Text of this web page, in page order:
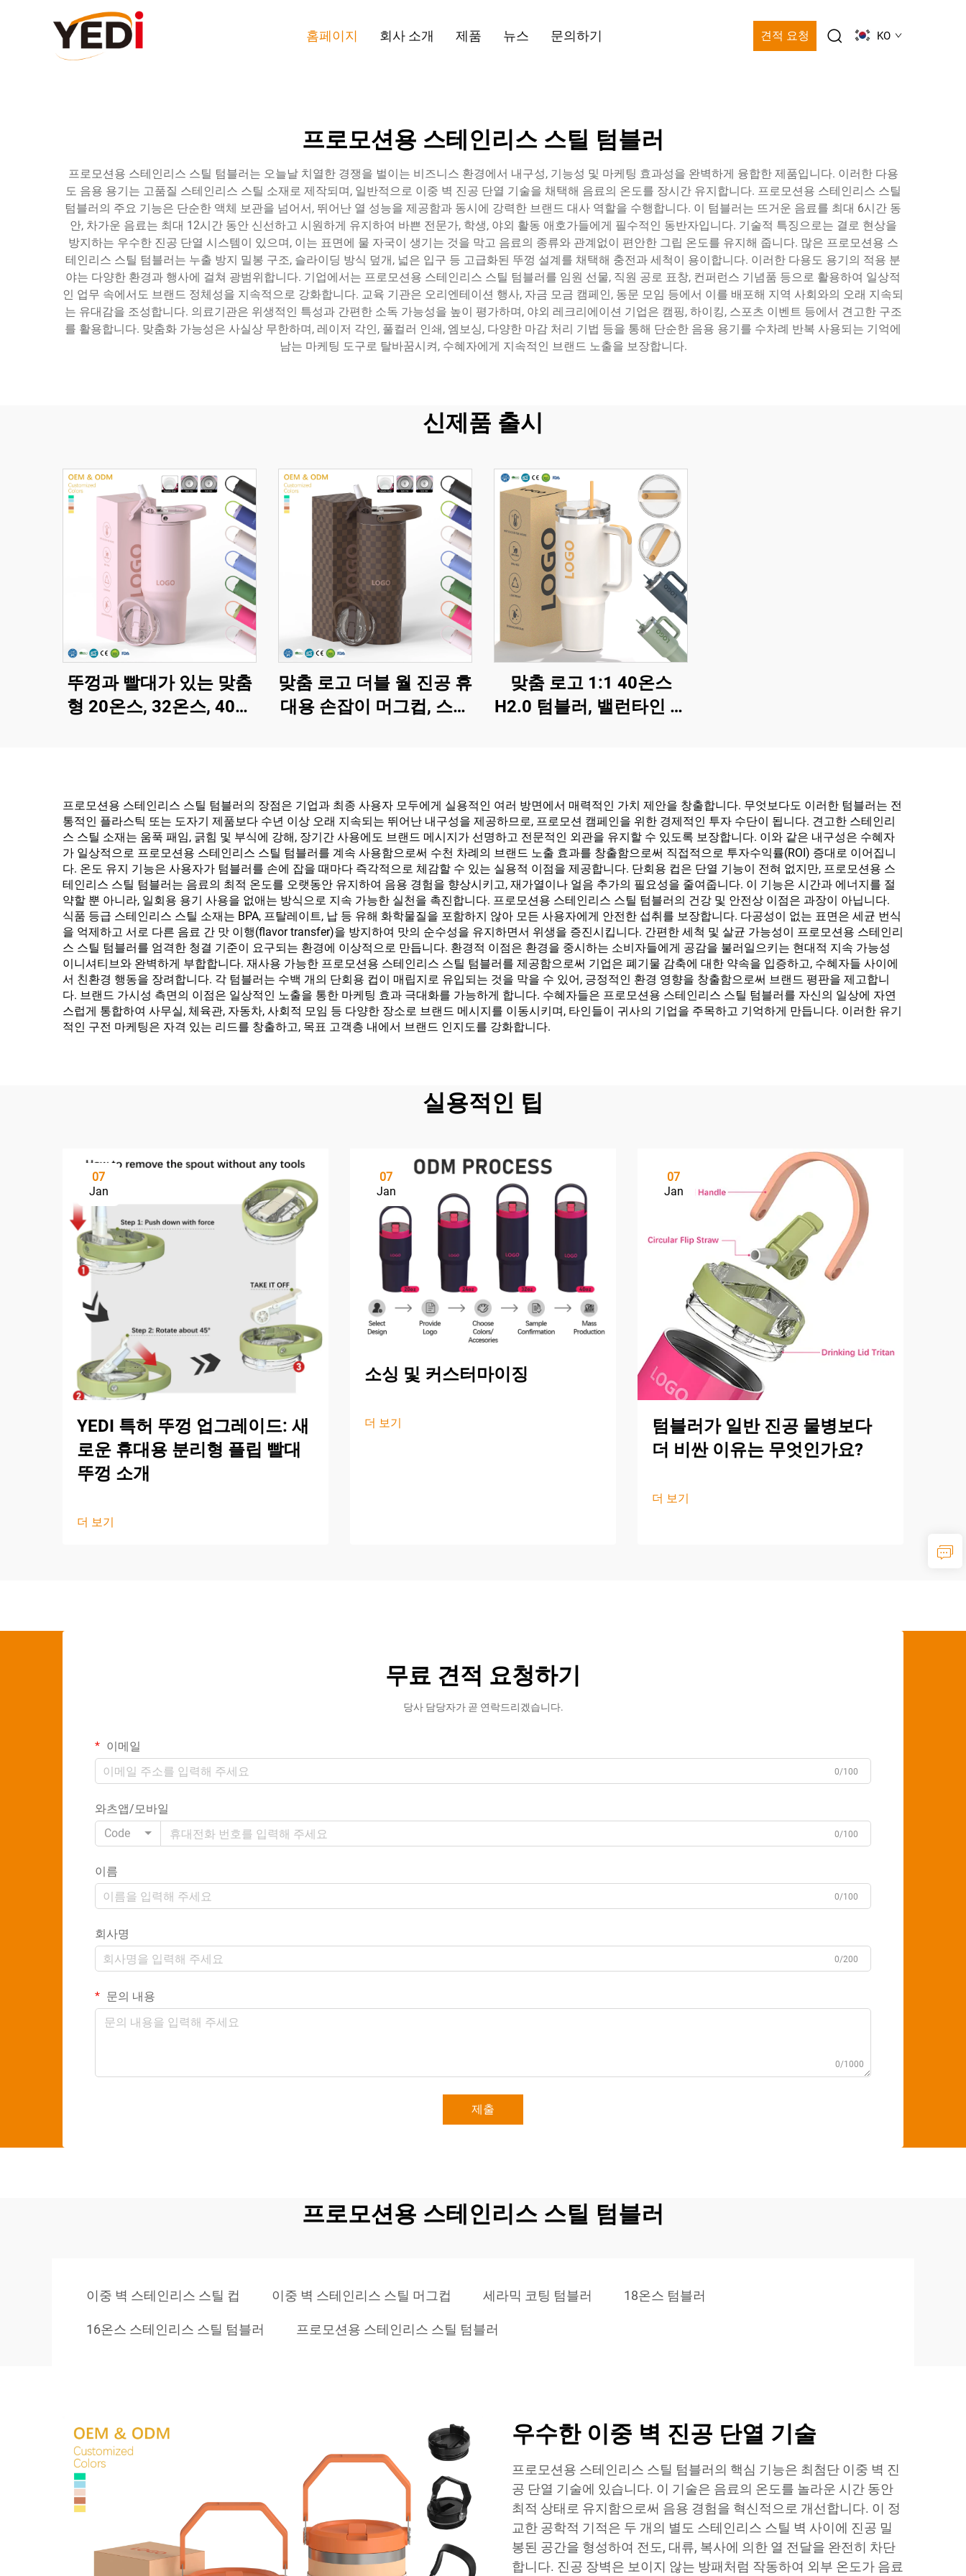
홈페이지 회사 소개 제품 뉴스 문의하기 견적 요청 KO
프로모션용 스테인리스 스틸 텀블러
프로모션용 스테인리스 스틸 텀블러는 오늘날 치열한 경쟁을 벌이는 비즈니스 환경에서 내구성, 기능성 및 마케팅 효과성을 완벽하게 융합한 제품입니다. 이러한 다용
도 음용 용기는 고품질 스테인리스 스틸 소재로 제작되며, 일반적으로 이중 벽 진공 단열 기술을 채택해 음료의 온도를 장시간 유지합니다. 프로모션용 스테인리스 스틸
텀블러의 주요 기능은 단순한 액체 보관을 넘어서, 뛰어난 열 성능을 제공함과 동시에 강력한 브랜드 대사 역할을 수행합니다. 이 텀블러는 뜨거운 음료를 최대 6시간 동
안, 차가운 음료는 최대 12시간 동안 신선하고 시원하게 유지하여 바쁜 전문가, 학생, 야외 활동 애호가들에게 필수적인 동반자입니다. 기술적 특징으로는 결로 현상을
방지하는 우수한 진공 단열 시스템이 있으며, 이는 표면에 물 자국이 생기는 것을 막고 음료의 종류와 관계없이 편안한 그립 온도를 유지해 줍니다. 많은 프로모션용 스
테인리스 스틸 텀블러는 누출 방지 밀봉 구조, 슬라이딩 방식 덮개, 넓은 입구 등 고급화된 뚜껑 설계를 채택해 충전과 세척이 용이합니다. 이러한 다용도 용기의 적용 분
야는 다양한 환경과 행사에 걸쳐 광범위합니다. 기업에서는 프로모션용 스테인리스 스틸 텀블러를 임원 선물, 직원 공로 표창, 컨퍼런스 기념품 등으로 활용하여 일상적
인 업무 속에서도 브랜드 정체성을 지속적으로 강화합니다. 교육 기관은 오리엔테이션 행사, 자금 모금 캠페인, 동문 모임 등에서 이를 배포해 지역 사회와의 오래 지속되
는 유대감을 조성합니다. 의료기관은 위생적인 특성과 간편한 소독 가능성을 높이 평가하며, 야외 레크리에이션 기업은 캠핑, 하이킹, 스포츠 이벤트 등에서 견고한 구조
를 활용합니다. 맞춤화 가능성은 사실상 무한하며, 레이저 각인, 풀컬러 인쇄, 엠보싱, 다양한 마감 처리 기법 등을 통해 단순한 음용 용기를 수차례 반복 사용되는 기억에
남는 마케팅 도구로 탈바꿈시켜, 수혜자에게 지속적인 브랜드 노출을 보장합니다.
신제품 출시
뚜껑과 빨대가 있는 맞춤
형 20온스, 32온스, 40온
텀블러
맞춤 로고 더블 월 진공 휴
대용 손잡이 머그컵, 스테
가운 음료용
맞춤 로고 1:1 40온스
H2.0 텀블러, 밸런타인 데
프로모션용 스테인리스 스틸 텀블러의 장점은 기업과 최종 사용자 모두에게 실용적인 여러 방면에서 매력적인 가치 제안을 창출합니다. 무엇보다도 이러한 텀블러는 전
통적인 플라스틱 또는 도자기 제품보다 수년 이상 오래 지속되는 뛰어난 내구성을 제공하므로, 프로모션 캠페인을 위한 경제적인 투자 수단이 됩니다. 견고한 스테인리
스 스틸 소재는 움푹 패임, 긁힘 및 부식에 강해, 장기간 사용에도 브랜드 메시지가 선명하고 전문적인 외관을 유지할 수 있도록 보장합니다. 이와 같은 내구성은 수혜자
가 일상적으로 프로모션용 스테인리스 스틸 텀블러를 계속 사용함으로써 수천 차례의 브랜드 노출 효과를 창출함으로써 직접적으로 투자수익률(ROI) 증대로 이어집니
다. 온도 유지 기능은 사용자가 텀블러를 손에 잡을 때마다 즉각적으로 체감할 수 있는 실용적 이점을 제공합니다. 단회용 컵은 단열 기능이 전혀 없지만, 프로모션용 스
테인리스 스틸 텀블러는 음료의 최적 온도를 오랫동안 유지하여 음용 경험을 향상시키고, 재가열이나 얼음 추가의 필요성을 줄여줍니다. 이 기능은 시간과 에너지를 절
약할 뿐 아니라, 일회용 용기 사용을 없애는 방식으로 지속 가능한 실천을 촉진합니다. 프로모션용 스테인리스 스틸 텀블러의 건강 및 안전상 이점은 과장이 아닙니다.
식품 등급 스테인리스 스틸 소재는 BPA, 프탈레이트, 납 등 유해 화학물질을 포함하지 않아 모든 사용자에게 안전한 섭취를 보장합니다. 다공성이 없는 표면은 세균 번식
을 억제하고 서로 다른 음료 간 맛 이행(flavor transfer)을 방지하여 맛의 순수성을 유지하면서 위생을 증진시킵니다. 간편한 세척 및 살균 가능성이 프로모션용 스테인리
스 스틸 텀블러를 엄격한 청결 기준이 요구되는 환경에 이상적으로 만듭니다. 환경적 이점은 환경을 중시하는 소비자들에게 공감을 불러일으키는 현대적 지속 가능성
이니셔티브와 완벽하게 부합합니다. 재사용 가능한 프로모션용 스테인리스 스틸 텀블러를 제공함으로써 기업은 폐기물 감축에 대한 약속을 입증하고, 수혜자들 사이에
서 친환경 행동을 장려합니다. 각 텀블러는 수백 개의 단회용 컵이 매립지로 유입되는 것을 막을 수 있어, 긍정적인 환경 영향을 창출함으로써 브랜드 평판을 제고합니
다. 브랜드 가시성 측면의 이점은 일상적인 노출을 통한 마케팅 효과 극대화를 가능하게 합니다. 수혜자들은 프로모션용 스테인리스 스틸 텀블러를 자신의 일상에 자연
스럽게 통합하여 사무실, 체육관, 자동차, 사회적 모임 등 다양한 장소로 브랜드 메시지를 이동시키며, 타인들이 귀사의 기업을 주목하고 기억하게 만듭니다. 이러한 유기
적인 구전 마케팅은 자격 있는 리드를 창출하고, 목표 고객층 내에서 브랜드 인지도를 강화합니다.
실용적인 팁
07
Jan
YEDI 특허 뚜껑 업그레이드: 새
로운 휴대용 분리형 플립 빨대
뚜껑 소개
더 보기
07
Jan
소싱 및 커스터마이징
더 보기
07
Jan
텀블러가 일반 진공 물병보다
더 비싼 이유는 무엇인가요?
더 보기
무료 견적 요청하기
당사 담당자가 곧 연락드리겠습니다.
이메일
0/100
와츠앱/모바일
Code
0/100
이름
0/100
회사명
0/200
문의 내용
0/1000
제출
프로모션용 스테인리스 스틸 텀블러
이중 벽 스테인리스 스틸 컵 이중 벽 스테인리스 스틸 머그컵 세라믹 코팅 텀블러 18온스 텀블러
16온스 스테인리스 스틸 텀블러 프로모션용 스테인리스 스틸 텀블러
우수한 이중 벽 진공 단열 기술
프로모션용 스테인리스 스틸 텀블러의 핵심 기능은 최첨단 이중 벽 진
공 단열 기술에 있습니다. 이 기술은 음료의 온도를 놀라운 시간 동안
최적 상태로 유지함으로써 음용 경험을 혁신적으로 개선합니다. 이 정
교한 공학적 기적은 두 개의 별도 스테인리스 스틸 벽 사이에 진공 밀
봉된 공간을 형성하여 전도, 대류, 복사에 의한 열 전달을 완전히 차단
합니다. 진공 장벽은 보이지 않는 방패처럼 작동하여 외부 온도가 음료